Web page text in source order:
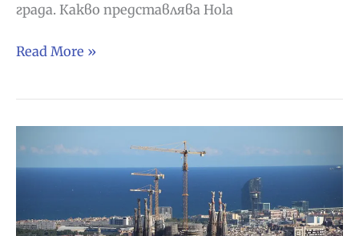
града. Какво представлява Hola
Спести
посещение
Барселона
Read More »